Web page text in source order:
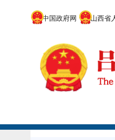
中国政府网 山西省人